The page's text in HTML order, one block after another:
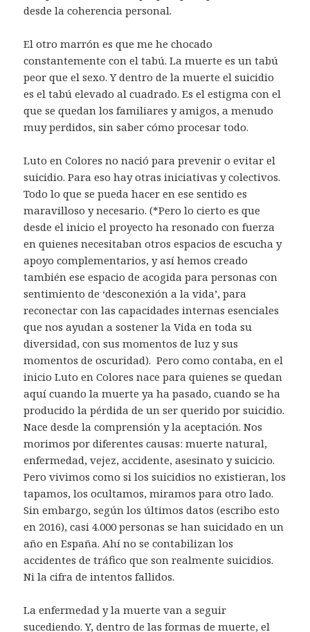
desde la coherencia personal.
El otro marrón es que me he chocado
constantemente con el tabú. La muerte es un tabú
peor que el sexo. Y dentro de la muerte el suicidio
es el tabú elevado al cuadrado. Es el estigma con el
que se quedan los familiares y amigos, a menudo
muy perdidos, sin saber cómo procesar todo.
Luto en Colores no nació para prevenir o evitar el
suicidio. Para eso hay otras iniciativas y colectivos.
Todo lo que se pueda hacer en ese sentido es
maravilloso y necesario. (*Pero lo cierto es que
desde el inicio el proyecto ha resonado con fuerza
en quienes necesitaban otros espacios de escucha y
apoyo complementarios, y así hemos creado
también ese espacio de acogida para personas con
sentimiento de ‘desconexión a la vida’, para
reconectar con las capacidades internas esenciales
que nos ayudan a sostener la Vida en toda su
diversidad, con sus momentos de luz y sus
momentos de oscuridad). Pero como contaba, en el
inicio Luto en Colores nace para quienes se quedan
aquí cuando la muerte ya ha pasado, cuando se ha
producido la pérdida de un ser querido por suicidio.
Nace desde la comprensión y la aceptación. Nos
morimos por diferentes causas: muerte natural,
enfermedad, vejez, accidente, asesinato y suicicio.
Pero vivimos como si los suicidios no existieran, los
tapamos, los ocultamos, miramos para otro lado.
Sin embargo, según los últimos datos (escribo esto
en 2016), casi 4.000 personas se han suicidado en un
año en España. Ahí no se contabilizan los
accidentes de tráfico que son realmente suicidios.
Ni la cifra de intentos fallidos.
La enfermedad y la muerte van a seguir
sucediendo. Y, dentro de las formas de muerte, el